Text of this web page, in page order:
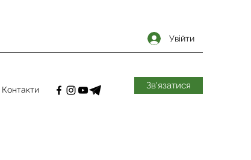
Увійти
Контакти Зв'язатися